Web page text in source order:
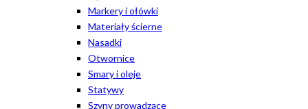
Markery i ołówki
Materiały ścierne
Nasadki
Otwornice
Smary i oleje
Statywy
Szyny prowadzące